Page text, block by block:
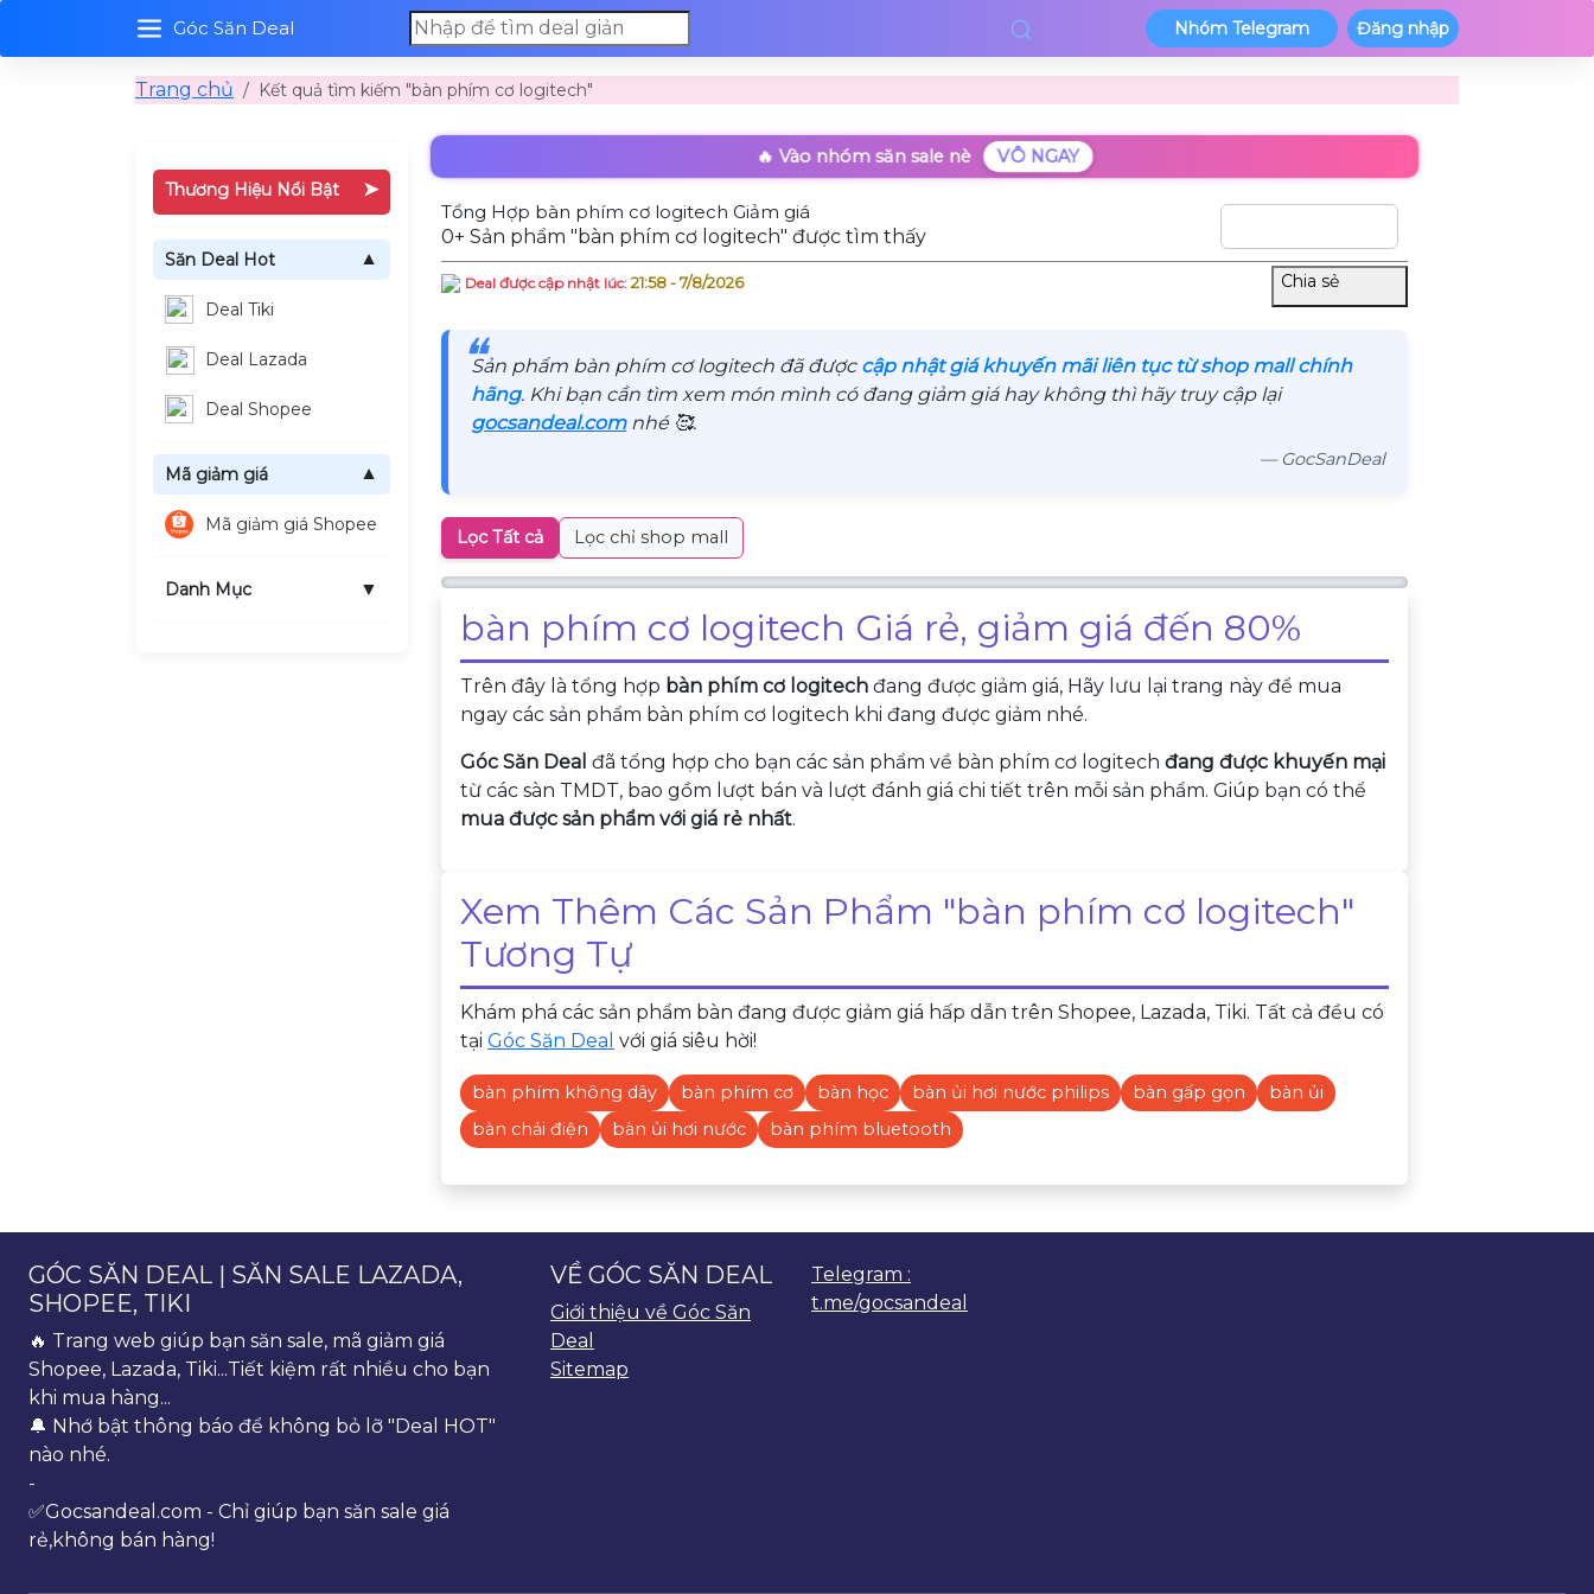
Góc Săn Deal Nhóm Telegram Đăng nhập
Trang chủ Kết quả tìm kiếm "bàn phím cơ logitech"
Thương Hiệu Nổi Bật ➤
Săn Deal Hot ▼
Deal Tiki
Deal Lazada
Deal Shopee
Mã giảm giá ▼
Mã giảm giá Shopee
Danh Mục ▼
🔥 Vào nhóm săn sale nè VÔ NGAY
Tổng Hợp bàn phím cơ logitech Giảm giá
0+ Sản phẩm "bàn phím cơ logitech" được tìm thấy
Deal được cập nhật lúc: 21:58 - 7/8/2026 Chia sẻ
❝
Sản phẩm bàn phím cơ logitech đã được cập nhật giá khuyến mãi liên tục từ shop mall chính
hãng. Khi bạn cần tìm xem món mình có đang giảm giá hay không thì hãy truy cập lại
gocsandeal.comnhé 🥰.
— GocSanDeal
Lọc Tất cả Lọc chỉ shop mall
bàn phím cơ logitech Giá rẻ, giảm giá đến 80%
Trên đây là tổng hợp bàn phím cơ logitech đang được giảm giá, Hãy lưu lại trang này để mua
ngay các sản phẩm bàn phím cơ logitech khi đang được giảm nhé.
Góc Săn Deal đã tổng hợp cho bạn các sản phẩm về bàn phím cơ logitech đang được khuyến mại
từ các sàn TMDT, bao gồm lượt bán và lượt đánh giá chi tiết trên mỗi sản phẩm. Giúp bạn có thể
mua được sản phẩm với giá rẻ nhất.
Xem Thêm Các Sản Phẩm "bàn phím cơ logitech"
Tương Tự
Khám phá các sản phẩm bàn đang được giảm giá hấp dẫn trên Shopee, Lazada, Tiki. Tất cả đều có
tại Góc Săn Deal với giá siêu hời!
bàn phím không dây bàn phím cơ bàn học bàn ủi hơi nước philips bàn gấp gọn
bàn ủi
bàn chải điện
bàn ủi hơi nước bàn phím bluetooth
GÓC SĂN DEAL | SĂN SALE LAZADA,
SHOPEE, TIKI
🔥 Trang web giúp bạn săn sale, mã giảm giá
Shopee, Lazada, Tiki...Tiết kiệm rất nhiều cho bạn
khi mua hàng...
🔔 Nhớ bật thông báo để không bỏ lỡ "Deal HOT"
nào nhé.
-
✅Gocsandeal.com - Chỉ giúp bạn săn sale giá
rẻ,không bán hàng!
VỀ GÓC SĂN DEAL
Giới thiệu về Góc Săn
Deal
Sitemap
Telegram :
t.me/gocsandeal